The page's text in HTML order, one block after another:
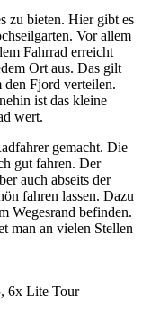
zu bieten. Hier gibt es
Vor allem
Fahrrad erreicht
Ort aus. Das gilt
den Fjord verteilen.
ist das kleine
wert.
gemacht. Die
gut fahren. Der
auch abseits der
fahren lassen. Dazu
Wegesrand befinden.
man an vielen Stellen
6x Lite Tour